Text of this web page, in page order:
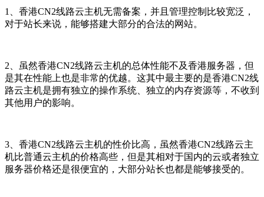
1、香港CN2线路云主机无需备案，并且管理控制比较宽泛，
对于站长来说，能够搭建大部分的合法的网站。
2、虽然香港CN2线路云主机的总体性能不及香港服务器，但
是其在性能上也是非常的优越。这其中最主要的是香港CN2线
路云主机是拥有独立的操作系统、独立的内存资源等，不收到
其他用户的影响。
3、香港CN2线路云主机的性价比高，虽然香港CN2线路云主
机比普通云主机的价格高些，但是其相对于国内的云或者独立
服务器价格还是很便宜的，大部分站长也都是能够接受的。